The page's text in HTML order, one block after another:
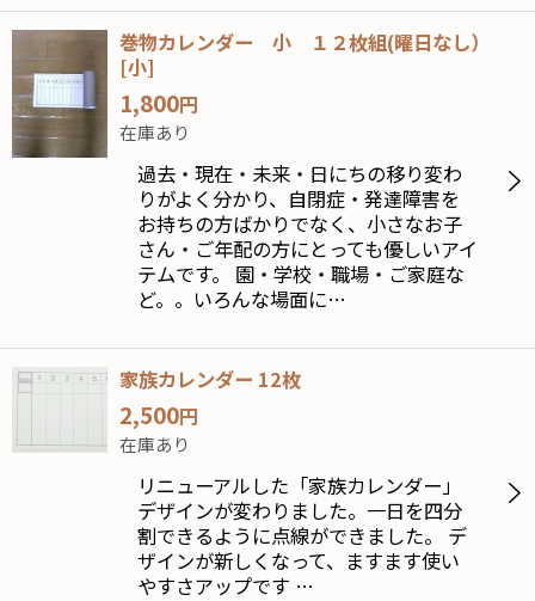
巻物カレンダー 小 １２枚組(曜日なし）
[小]
1,800円
在庫あり
過去・現在・未来・日にちの移り変わ
りがよく分かり、自閉症・発達障害を
お持ちの方ばかりでなく、小さなお子
さん・ご年配の方にとっても優しいアイ
テムです。 園・学校・職場・ご家庭な
ど。。いろんな場面に…
家族カレンダー 12枚
2,500円
在庫あり
リニューアルした「家族カレンダー」
デザインが変わりました。一日を四分
割できるように点線ができました。 デ
ザインが新しくなって、ますます使い
やすさアップです …